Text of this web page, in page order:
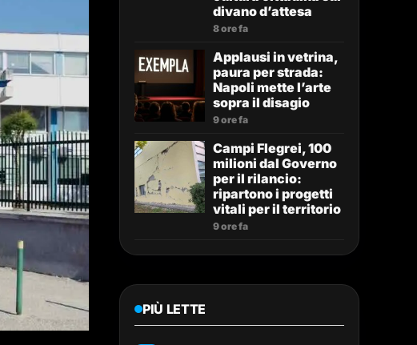
divano d’attesa
8 ore fa
Applausi in vetrina,
paura per strada:
Napoli mette l’arte
sopra il disagio
9 ore fa
Campi Flegrei, 100
milioni dal Governo
per il rilancio:
ripartono i progetti
vitali per il territorio
9 ore fa
PIÙ LETTE